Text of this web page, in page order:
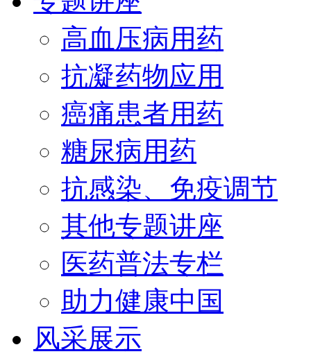
高血压病用药
抗凝药物应用
癌痛患者用药
糖尿病用药
抗感染、免疫调节
其他专题讲座
医药普法专栏
助力健康中国
风采展示